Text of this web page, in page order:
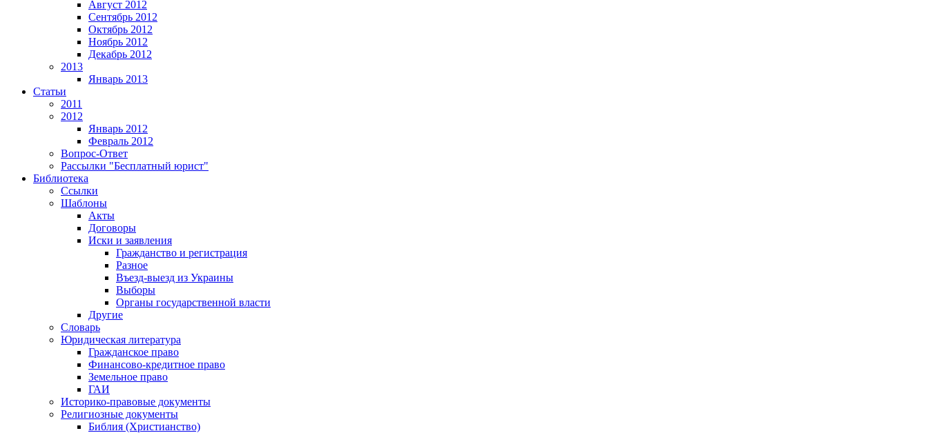
Август 2012
Сентябрь 2012
Октябрь 2012
Ноябрь 2012
Декабрь 2012
2013
Январь 2013
Статьи
2011
2012
Январь 2012
Февраль 2012
Вопрос-Ответ
Рассылки "Бесплатный юрист"
Библиотека
Ссылки
Шаблоны
Акты
Договоры
Иски и заявления
Гражданство и регистрация
Разное
Въезд-выезд из Украины
Выборы
Органы государственной власти
Другие
Словарь
Юридическая литература
Гражданское право
Финансово-кредитное право
Земельное право
ГАИ
Историко-правовые документы
Религиозные документы
Библия (Христианство)